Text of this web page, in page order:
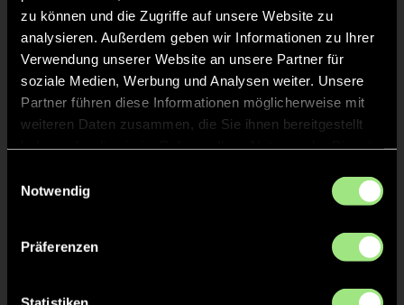
zu können und die Zugriffe auf unsere Website zu
analysieren. Außerdem geben wir Informationen zu Ihrer
Verwendung unserer Website an unsere Partner für
soziale Medien, Werbung und Analysen weiter. Unsere
Partner führen diese Informationen möglicherweise mit
weiteren Daten zusammen, die Sie ihnen bereitgestellt
Notwendig
Präferenzen
45' ANPFIFF 4. Viertel
45' ABPFIFF 3. Viertel
43'